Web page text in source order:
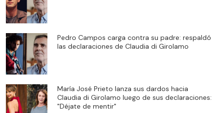
Pedro Campos carga contra su padre: respaldó
las declaraciones de Claudia di Girolamo
María José Prieto lanza sus dardos hacia
Claudia di Girolamo luego de sus declaraciones:
"Déjate de mentir"